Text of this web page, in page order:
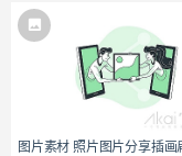
图片素材 照片图片分享插画